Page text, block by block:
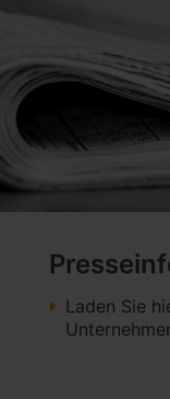
Laden Sie